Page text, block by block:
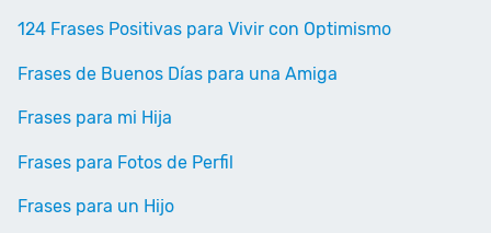
124 Frases Positivas para Vivir con Optimismo
Frases de Buenos Días para una Amiga
Frases para mi Hija
Frases para Fotos de Perfil
Frases para un Hijo